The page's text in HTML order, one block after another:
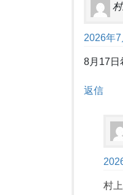
2026年
8月17日
返信
村